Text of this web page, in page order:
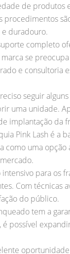
de
duradouro.
completo
se
e consultoria
seguir
uma unidade.
implantação da
Pink Lash é a
como uma
para os
Com técnicas
do público.
tem a
possível